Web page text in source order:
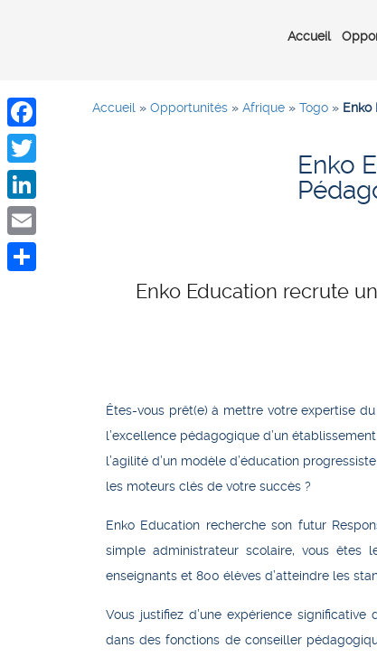
Accueil
Accueil » Opportunités » Afrique » Togo » Enko
Enko
Enko Education recrute
Êtes-vous prêt(e) à mettre votre expertise
l’excellence pédagogique d’un
l’agilité d’un modèle d’éducation
les moteurs clés de votre succès ?
Enko Education recherche son futur
simple administrateur scolaire, vous êtes
enseignants et 800 élèves d’atteindre les
Vous justifiez d’une expérience significative
dans des fonctions de conseiller
Facebook
Twitter
LinkedIn
Email